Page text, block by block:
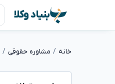
بنیاد وکلا
خانه مشاوره حقوقی